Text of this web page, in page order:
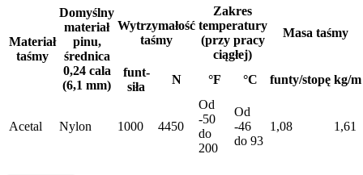
Materiał
taśmy
Domyślny
materiał
pinu,
średnica
0,24 cala
(6,1 mm)
Wytrzymałość
taśmy
Zakres
temperatury
(przy pracy
ciągłej)
Masa taśmy
funt-
siła
N °F °C funty/stopę kg/m
Acetal Nylon 1000 4450
Od
-50
do
200
Od
-46
do 93
1,08 1,61